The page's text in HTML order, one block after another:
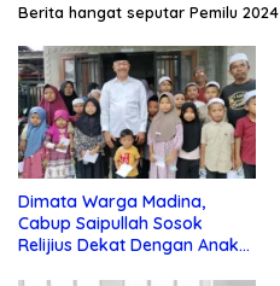
Berita hangat seputar Pemilu 2024
Dimata Warga Madina,
Cabup Saipullah Sosok
Relijius Dekat Dengan Anak